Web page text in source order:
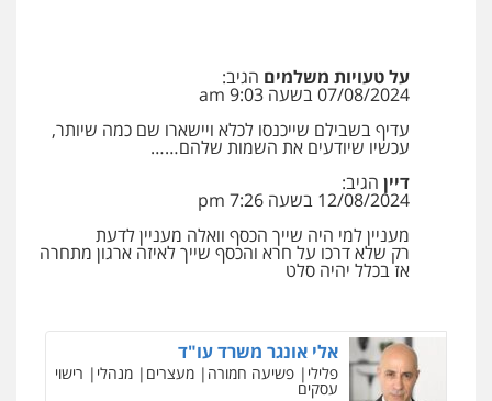
על טעויות משלמים הגיב:
07/08/2024 בשעה 9:03 am
עדיף בשבילם שייכנסו לכלא ויישארו שם כמה שיותר,
עכשיו שיודעים את השמות שלהם……
דיין הגיב:
12/08/2024 בשעה 7:26 pm
מעניין למי היה שייך הכסף וואלה מעניין לדעת
רק שלא דרכו על חרא והכסף שייך לאיזה ארגון מתחרה
אז בכלל יהיה סלט
עו"ד עלי סעדי
פלילי פשיעה חמורה ליווי וייצוג בחקירות
ומעצרים
עו"ד שגיא אקו
פלילי מעצרים וחקירות סמים עבירות מין
עורכי דין לענייני אסירים
אלי אונגר משרד עו"ד
פלילי פשיעה חמורה מעצרים מנהלי רישוי
עסקים